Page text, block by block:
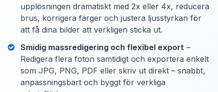
upplösningen dramatiskt med 2x eller 4x, reducera
brus, korrigera färger och justera ljusstyrkan för
att få dina bilder att verkligen sticka ut.
Smidig massredigering och flexibel export –
Redigera flera foton samtidigt och exportera enkelt
som JPG, PNG, PDF eller skriv ut direkt – snabbt,
anpassningsbart och byggt för verkliga